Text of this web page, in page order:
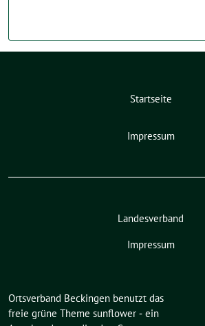
Startseite
Impressum
Landesverband
Impressum
Ortsverband Beckingen benutzt das
freie grüne Theme sunflower ‐ ein